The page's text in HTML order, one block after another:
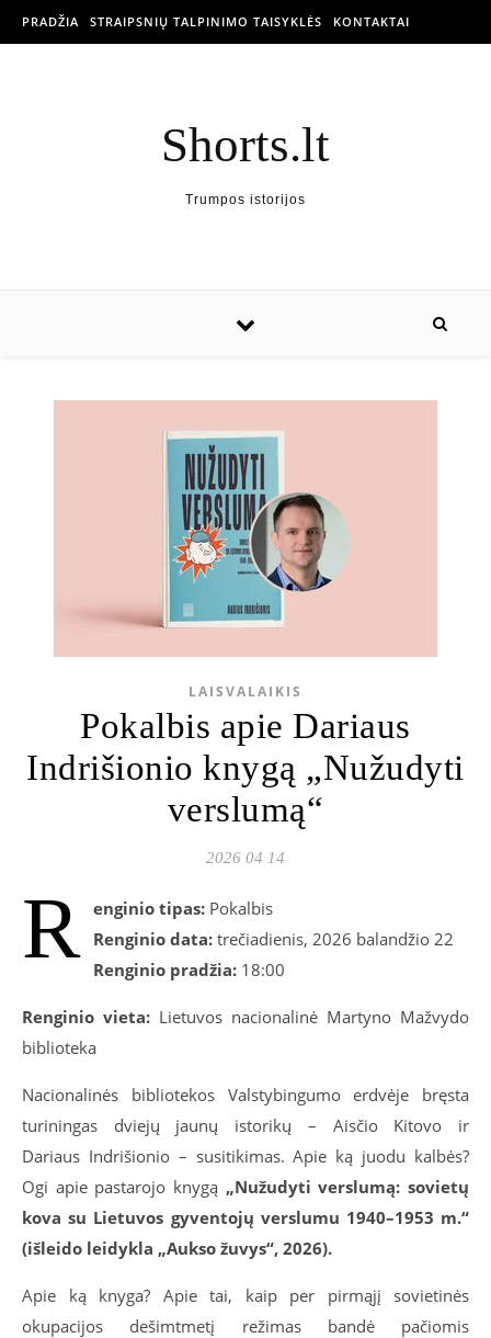
PRADŽIA STRAIPSNIŲ TALPINIMO TAISYKLĖS KONTAKTAI
Shorts.lt
Trumpos istorijos
LAISVALAIKIS
Pokalbis apie Dariaus
Indrišionio knygą „Nužudyti
verslumą“
2026 04 14
R enginio tipas: Pokalbis
Renginio data: trečiadienis, 2026 balandžio 22
Renginio pradžia: 18:00
Renginio vieta: Lietuvos nacionalinė Martyno Mažvydo
biblioteka
Nacionalinės bibliotekos Valstybingumo erdvėje bręsta
turiningas dviejų jaunų istorikų – Aisčio Kitovo ir
Dariaus Indrišionio– susitikimas. Apie ką juodu kalbės?
Ogi apie pastarojo knygą „Nužudyti verslumą: sovietų
kova su Lietuvos gyventojų verslumu 1940–1953 m.“
(išleido leidykla „Aukso žuvys“, 2026).
Apie ką knyga? Apie tai, kaip per pirmąjį sovietinės
okupacijos dešimtmetį režimas bandė pačiomis